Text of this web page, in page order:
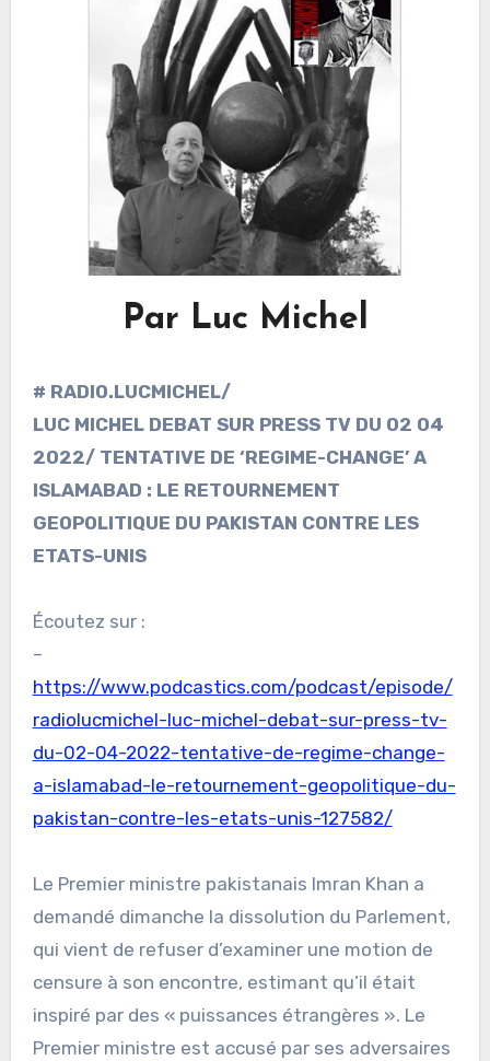
Par Luc Michel
# RADIO.LUCMICHEL/
LUC MICHEL DEBAT SUR PRESS TV DU 02 04
2022/ TENTATIVE DE ‘REGIME-CHANGE’ A
ISLAMABAD : LE RETOURNEMENT
GEOPOLITIQUE DU PAKISTAN CONTRE LES
ETATS-UNIS
Écoutez sur :
–
https://www.podcastics.com/podcast/episode/
radiolucmichel-luc-michel-debat-sur-press-tv-
du-02-04-2022-tentative-de-regime-change-
a-islamabad-le-retournement-geopolitique-du-
pakistan-contre-les-etats-unis-127582/
Le Premier ministre pakistanais Imran Khan a
demandé dimanche la dissolution du Parlement,
qui vient de refuser d’examiner une motion de
censure à son encontre, estimant qu’il était
inspiré par des « puissances étrangères ». Le
Premier ministre est accusé par ses adversaires